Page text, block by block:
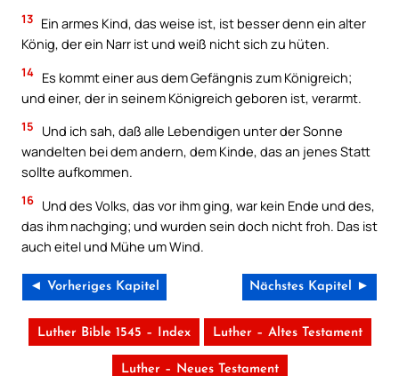
13 Ein armes Kind, das weise ist, ist besser denn ein alter
König, der ein Narr ist und weiß nicht sich zu hüten.
14 Es kommt einer aus dem Gefängnis zum Königreich;
und einer, der in seinem Königreich geboren ist, verarmt.
15
Und ich sah, daß alle Lebendigen unter der Sonne
wandelten bei dem andern, dem Kinde, das an jenes Statt
sollte aufkommen.
16 Und des Volks, das vor ihm ging, war kein Ende und des,
das ihm nachging; und wurden sein doch nicht froh. Das ist
auch eitel und Mühe um Wind.
◄ Vorheriges Kapitel Nächstes Kapitel ►
Luther Bible 1545 – Index Luther – Altes Testament
Luther – Neues Testament